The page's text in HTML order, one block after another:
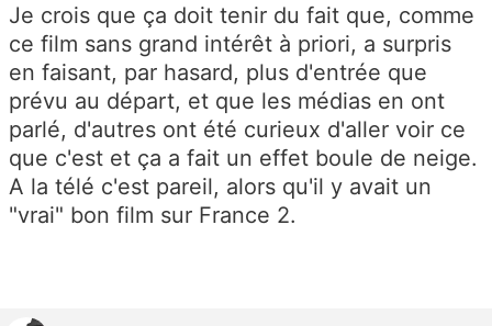
Je crois que ça doit tenir du fait que, comme
ce film sans grand intérêt à priori, a surpris
en faisant, par hasard, plus d'entrée que
prévu au départ, et que les médias en ont
parlé, d'autres ont été curieux d'aller voir ce
que c'est et ça a fait un effet boule de neige.
A la télé c'est pareil, alors qu'il y avait un
"vrai" bon film sur France 2.